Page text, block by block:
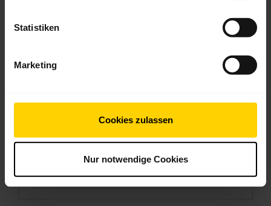
Statistiken
Marketing
Cookies zulassen
Nur notwendige Cookies
Erfahren Sie, wie Sie die Menüanzeige verwenden
und wichtige Funktionen anpassen. Sehen Sie sich
an, wie Sie auf das erweiterte Menü zugreifen und
Änderungen an den Einstellungen für das
Denken Sie daran, Jabra Directherunterzuladen,
um das Beste aus Ihrem Produkt herauszuholen.